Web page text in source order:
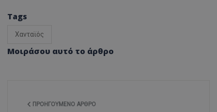
Tags
Χανταϊός
Μοιράσου αυτό το άρθρο
ΠΡΟΗΓΟΎΜΕΝΟ ΆΡΘΡΟ